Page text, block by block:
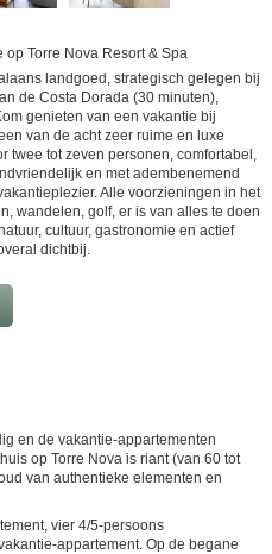
Torre Nova Resort & Spa
landgoed, strategisch gelegen bij
de Costa Dorada (30 minuten),
genieten van een vakantie bij
van de acht zeer ruime en luxe
twee tot zeven personen, comfortabel,
en met adembenemend
Alle voorzieningen in het
wandelen, golf, er is van alles te doen
cultuur, gastronomie en actief
dichtbij.
en de vakantie-appartementen
op Torre Nova is riant (van 60 tot
van authentieke elementen en
vier 4/5-persoons
appartement. Op de begane